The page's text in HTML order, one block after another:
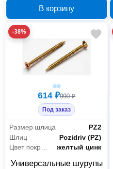
шт.
В корзину
-38%
614 ₽990 ₽
Под заказ
Размер шлица
PZ2
Шлиц
Pozidriv (PZ)
Цвет покрытия
желтый цинк
Универсальные шурупы